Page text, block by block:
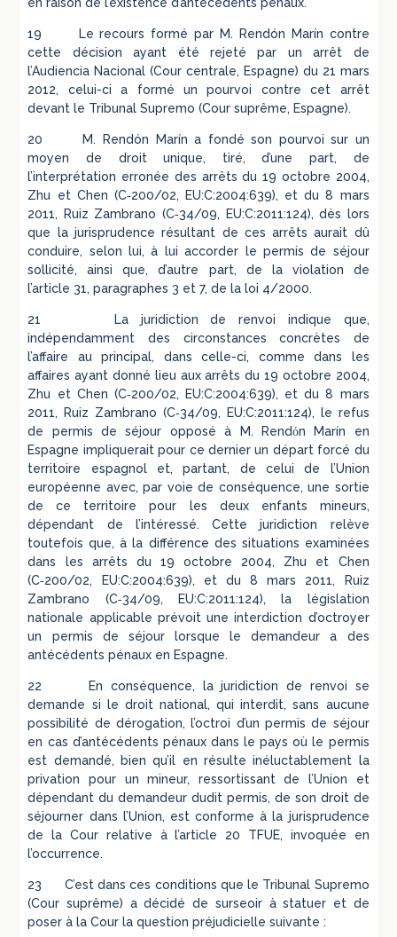
en raison de l’existence d’antécédents pénaux.
19 Le recours formé par M. Rendón Marín contre
cette décision ayant été rejeté par un arrêt de
l’Audiencia Nacional (Cour centrale, Espagne) du 21 mars
2012, celui-ci a formé un pourvoi contre cet arrêt
devant le Tribunal Supremo (Cour suprême, Espagne).
20 M. Rendón Marín a fondé son pourvoi sur un
moyen de droit unique, tiré, d’une part, de
l’interprétation erronée des arrêts du 19 octobre 2004,
Zhu et Chen (C‑200/02, EU:C:2004:639), et du 8 mars
2011, Ruiz Zambrano (C‑34/09, EU:C:2011:124), dès lors
que la jurisprudence résultant de ces arrêts aurait dû
conduire, selon lui, à lui accorder le permis de séjour
sollicité, ainsi que, d’autre part, de la violation de
l’article 31, paragraphes 3 et 7, de la loi 4/2000.
21 La juridiction de renvoi indique que,
indépendamment des circonstances concrètes de
l’affaire au principal, dans celle-ci, comme dans les
affaires ayant donné lieu aux arrêts du 19 octobre 2004,
Zhu et Chen (C‑200/02, EU:C:2004:639), et du 8 mars
2011, Ruiz Zambrano (C‑34/09, EU:C:2011:124), le refus
de permis de séjour opposé à M. Rendόn Marín en
Espagne impliquerait pour ce dernier un départ forcé du
territoire espagnol et, partant, de celui de l’Union
européenne avec, par voie de conséquence, une sortie
de ce territoire pour les deux enfants mineurs,
dépendant de l’intéressé. Cette juridiction relève
toutefois que, à la différence des situations examinées
dans les arrêts du 19 octobre 2004, Zhu et Chen
(C‑200/02, EU:C:2004:639), et du 8 mars 2011, Ruiz
Zambrano (C‑34/09, EU:C:2011:124), la législation
nationale applicable prévoit une interdiction d’octroyer
un permis de séjour lorsque le demandeur a des
antécédents pénaux en Espagne.
22 En conséquence, la juridiction de renvoi se
demande si le droit national, qui interdit, sans aucune
possibilité de dérogation, l’octroi d’un permis de séjour
en cas d’antécédents pénaux dans le pays où le permis
est demandé, bien qu’il en résulte inéluctablement la
privation pour un mineur, ressortissant de l’Union et
dépendant du demandeur dudit permis, de son droit de
séjourner dans l’Union, est conforme à la jurisprudence
de la Cour relative à l’article 20 TFUE, invoquée en
l’occurrence.
23 C’est dans ces conditions que le Tribunal Supremo
(Cour suprême) a décidé de surseoir à statuer et de
poser à la Cour la question préjudicielle suivante :